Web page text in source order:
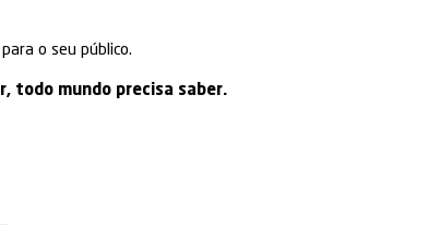
é
o plantio até o consumo final) insiram